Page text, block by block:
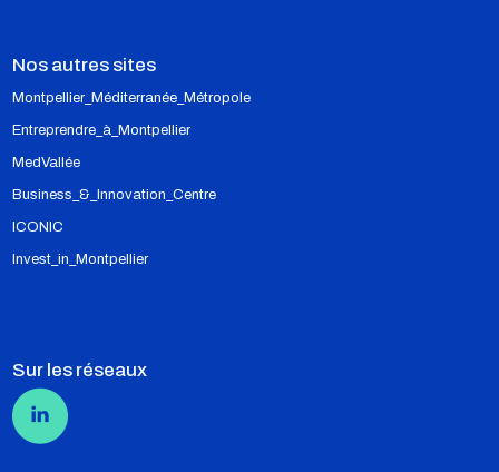
Nos autres sites
Montpellier_Méditerranée_Métropole
Entreprendre_à_Montpellier
MedVallée
Business_&_Innovation_Centre
ICONIC
Invest_in_Montpellier
Sur les réseaux